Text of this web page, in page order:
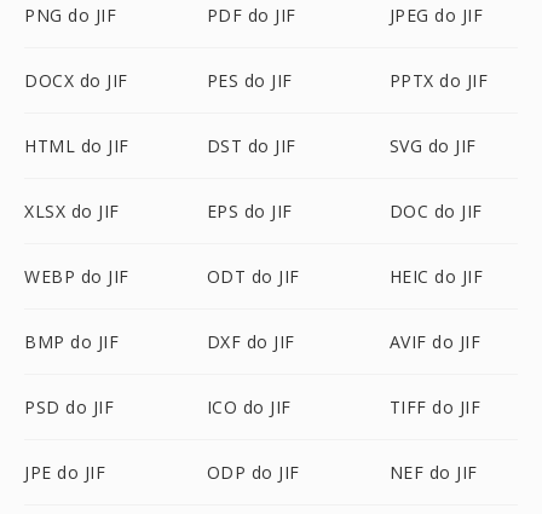
PNG do JIF PDF do JIF JPEG do JIF
DOCX do JIF PES do JIF PPTX do JIF
HTML do JIF DST do JIF SVG do JIF
XLSX do JIF EPS do JIF DOC do JIF
WEBP do JIF ODT do JIF HEIC do JIF
BMP do JIF DXF do JIF AVIF do JIF
PSD do JIF ICO do JIF TIFF do JIF
JPE do JIF ODP do JIF NEF do JIF